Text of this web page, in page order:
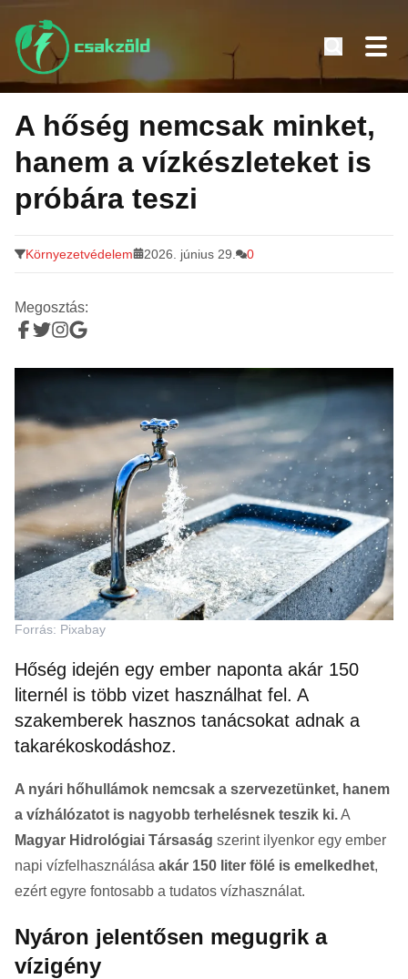
Tovább
tartalomra
A hőség nemcsak minket,
hanem a vízkészleteket is
próbára teszi
Környezetvédelem 2026. június 29. 0
Megosztás:
Forrás: Pixabay
Hőség idején egy ember naponta akár 150
liternél is több vizet használhat fel. A
szakemberek hasznos tanácsokat adnak a
takarékoskodáshoz.
A nyári hőhullámok nemcsak a szervezetünket, hanem
a vízhálózatot is nagyobb terhelésnek teszik ki.A
Magyar Hidrológiai Társaság szerint ilyenkor egy ember
napi vízfelhasználása akár 150 liter fölé is emelkedhet,
ezért egyre fontosabb a tudatos vízhasználat.
Nyáron jelentősen megugrik a
vízigény